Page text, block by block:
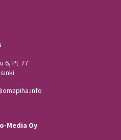
6, PL 77
Media Oy